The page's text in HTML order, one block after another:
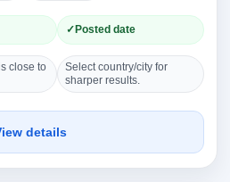
Posted date
close to
Select country/city for
sharper results.
details